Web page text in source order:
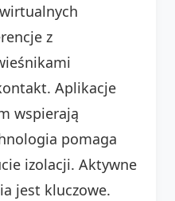
z
Aplikacje
wspierają
pomaga
izolacji. Aktywne
jest kluczowe.